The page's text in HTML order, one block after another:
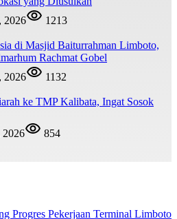
2026
1213
di Masjid Baiturrahman Limboto,
Rachmat Gobel
2026
1132
ke TMP Kalibata, Ingat Sosok
2026 854